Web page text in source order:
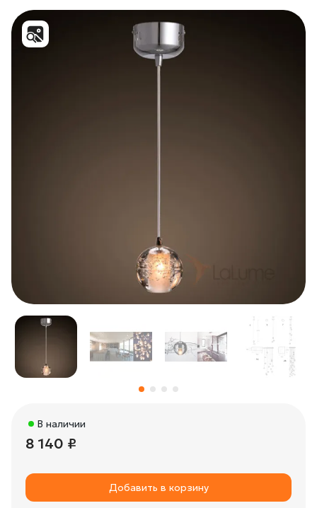
В наличии
8 140 ₽
Добавить в корзину